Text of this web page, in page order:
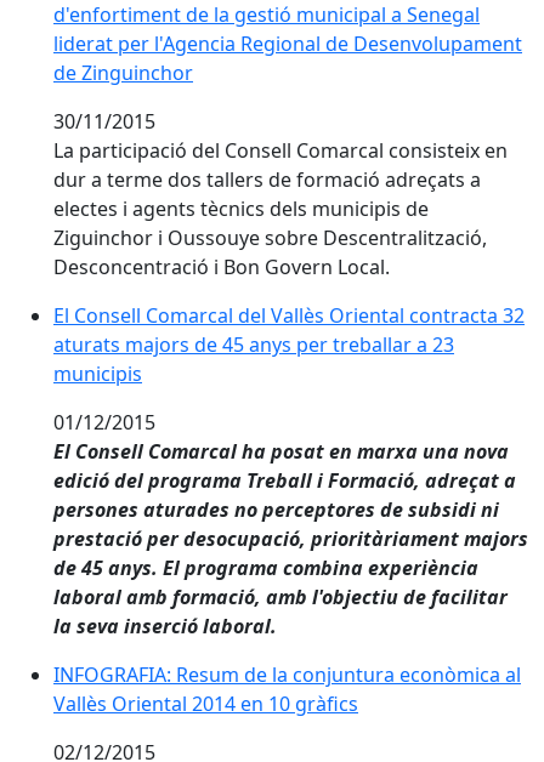
d'enfortiment de la gestió municipal a Senegal
liderat per l'Agencia Regional de Desenvolupament
de Zinguinchor
30/11/2015
La participació del Consell Comarcal consisteix en
dur a terme dos tallers de formació adreçats a
electes i agents tècnics dels municipis de
Ziguinchor i Oussouye sobre Descentralització,
Desconcentració i Bon Govern Local.
El Consell Comarcal del Vallès Oriental contracta
El Consell Comarcal del Vallès Oriental contracta 32
aturats majors de 45 anys per treballar a 23
municipis
01/12/2015
El Consell Comarcal ha posat en marxa una nova
edició del programa Treball i Formació, adreçat a
persones aturades no perceptores de subsidi ni
prestació per desocupació, prioritàriament majors
de 45 anys. El programa combina experiència
laboral amb formació, amb l'objectiu de facilitar
la seva inserció laboral.
INFOGRAFIA: Resum de la conjuntura econòmica al
Vallès Oriental 2014 en 10 gràfics
02/12/2015